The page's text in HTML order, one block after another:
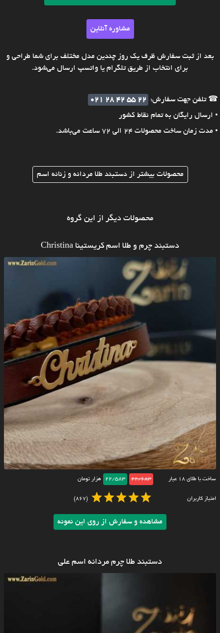
مشاوره آنلاین
بعد از ثبت سفارش ظرف یک روز چندین مدل مختلف برای شما طراحی و
برای انتخاب از طریق تلگرام یا واتسپ ارسال می‌شود.
☎ تلفن جهت سفارش:
021 28 42 55 22
• ارسال رایگان به تمام نقاط کشور
• مدت زمان ساخت محصولات 24 الی 72 ساعت می‌باشد.
محصولات بیشتر از دستبند طلا مردانه و زنانه اسم
محصولات دیگر از این گروه
دستبند چرم و طلا اسم کریستینا Christina
ساخت با طلای ۱۸ عیار 22/683
22/583 هزار تومان
امتیاز کاربران (867)
مشاهده و سفارش از روی این نمونه
دستبند طلا چرم مردانه اسم علی